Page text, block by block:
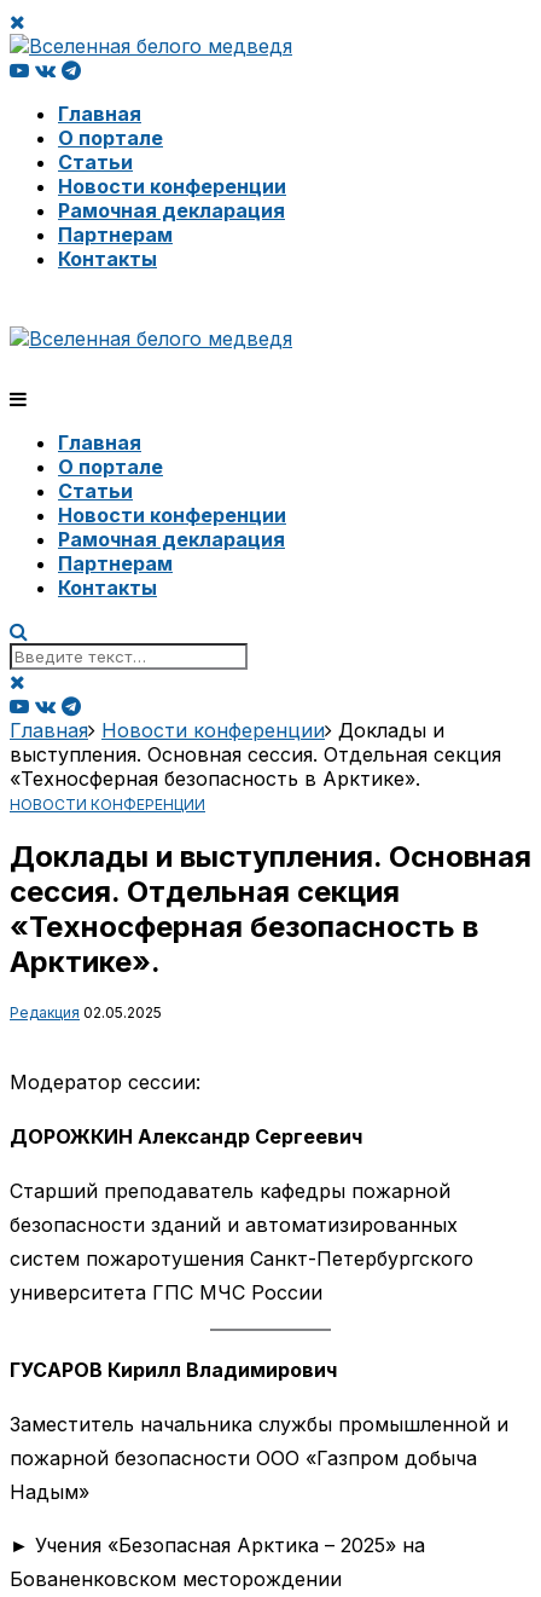
Главная
О портале
Статьи
Новости конференции
Рамочная декларация
Партнерам
Контакты
Главная
О портале
Статьи
Новости конференции
Рамочная декларация
Партнерам
Контакты
Главная Новости конференции Доклады и
выступления. Основная сессия. Отдельная секция
«Техносферная безопасность в Арктике».
НОВОСТИ КОНФЕРЕНЦИИ
Доклады и выступления. Основная
сессия. Отдельная секция
«Техносферная безопасность в
Арктике».
Редакция 02.05.2025
Модератор сессии:
ДОРОЖКИН Александр Сергеевич
Старший преподаватель кафедры пожарной
безопасности зданий и автоматизированных
систем пожаротушения Санкт-Петербургского
университета ГПС МЧС России
ГУСАРОВ Кирилл Владимирович
Заместитель начальника службы промышленной и
пожарной безопасности ООО «Газпром добыча
Надым»
► Учения «Безопасная Арктика – 2025» на
Бованенковском месторождении